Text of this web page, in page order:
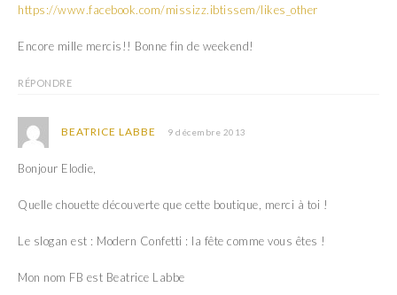
https://www.facebook.com/missizz.ibtissem/likes_other
Encore mille mercis!! Bonne fin de weekend!
RÉPONDRE
BEATRICE LABBE 9 décembre 2013
Bonjour Elodie,
Quelle chouette découverte que cette boutique, merci à toi !
Le slogan est : Modern Confetti : la fête comme vous êtes !
Mon nom FB est Beatrice Labbe